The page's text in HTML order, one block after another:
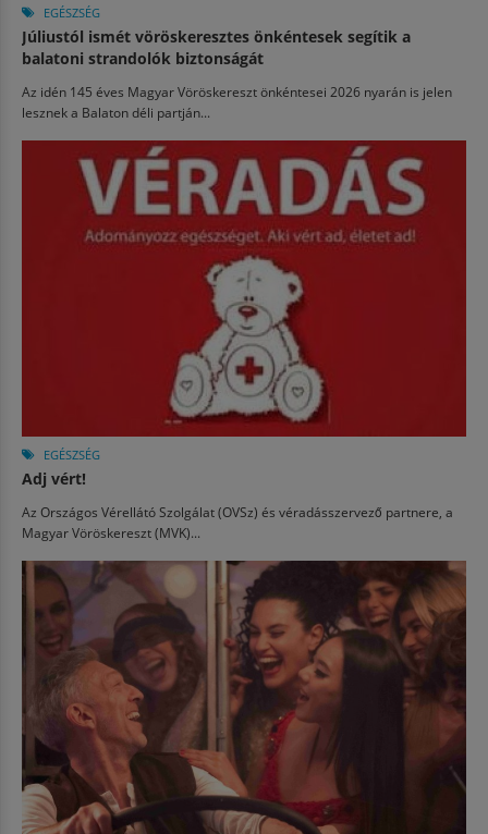
EGÉSZSÉG
Júliustól ismét vöröskeresztes önkéntesek segítik a
balatoni strandolók biztonságát
Az idén 145 éves Magyar Vöröskereszt önkéntesei 2026 nyarán is jelen
lesznek a Balaton déli partján...
EGÉSZSÉG
Adj vért!
Az Országos Vérellátó Szolgálat (OVSz) és véradásszervező partnere, a
Magyar Vöröskereszt (MVK)...